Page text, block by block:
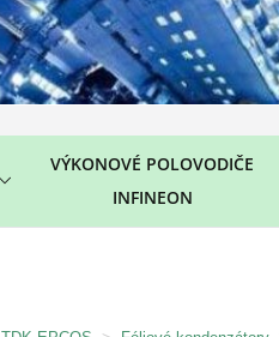
VÝKONOVÉ POLOVODIČE
INFINEON